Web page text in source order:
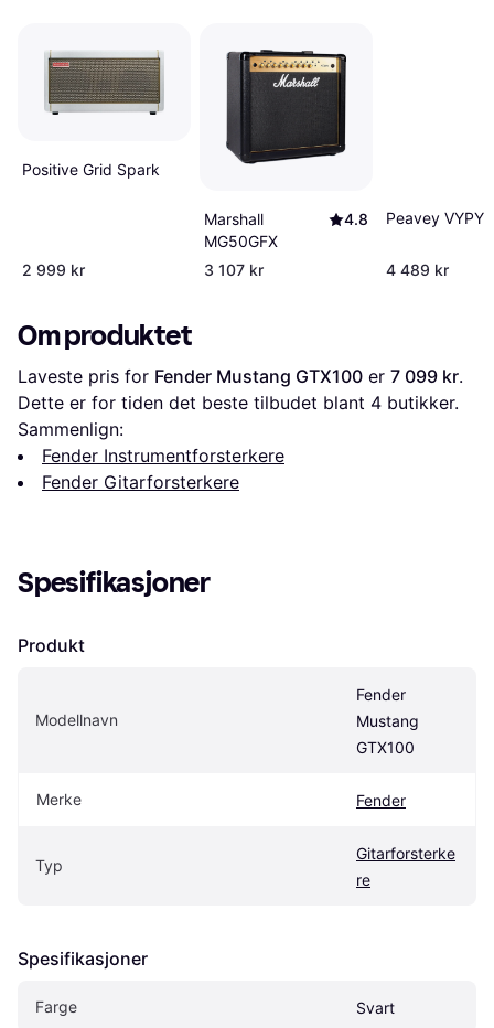
Positive Grid Spark
2 999 kr
Marshall
MG50GFX
4.8
3 107 kr
Peavey
4 489 kr
Om produktet
Laveste pris for Fender Mustang GTX100 er 7 099 kr.
Dette er for tiden det beste tilbudet blant 4 butikker.
Sammenlign:
Fender Instrumentforsterkere
Fender Gitarforsterkere
Spesifikasjoner
Produkt
Modellnavn
Fender
Mustang
GTX100
Merke Fender
Typ
Gitarforsterke
re
Spesifikasjoner
Farge Svart